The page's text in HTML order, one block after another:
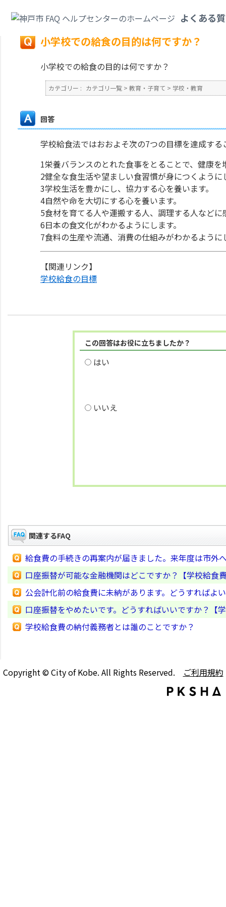
よくある
戻る
小学校での給食の目的は何ですか？
小学校での給食の目的は何ですか？
カテゴリー : カテゴリ一覧 > 教育・子育て > 学校・教育
回答
学校給食法ではおおよそ次の7つの目標を達成する
1栄養バランスのとれた食事をとることで、健康を
2健全な食生活や望ましい食習慣が身につくように
3学校生活を豊かにし、協力する心を養います。
4自然や命を大切にする心を養います。
5食材を育てる人や運搬する人、調理する人など
6日本の食文化がわかるようにします。
7食料の生産や流通、消費の仕組みがわかるように
【関連リンク】
学校給食の目標
この回答はお役に立ちましたか？
はい
いいえ
関連するFAQ
給食費の手続きの再案内が届きました。来年度は市外
口座振替が可能な金融機関はどこですか？【学校給食
公会計化前の給食費に未納があります。どうすればよ
口座振替をやめたいです。どうすればいいですか？【
学校給食費の納付義務者とは誰のことですか？
Copyright © City of Kobe. All Rights Reserved. ご利用規約